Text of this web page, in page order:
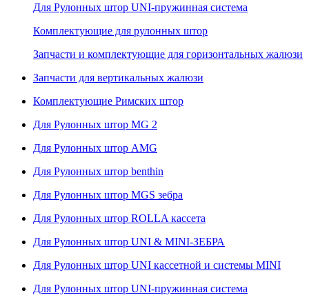
Для Рулонных штор UNI-пружинная система
Комплектующие для рулонных штор
Запчасти и комплектующие для горизонтальных жалюзи
Запчасти для вертикальных жалюзи
Комплектующие Римских штор
Для Рулонных штор MG 2
Для Рулонных штор AMG
Для Рулонных штор benthin
Для Рулонных штор MGS зебра
Для Рулонных штор ROLLA кассета
Для Рулонных штор UNI & MINI-ЗЕБРА
Для Рулонных штор UNI кассетной и системы MINI
Для Рулонных штор UNI-пружинная система